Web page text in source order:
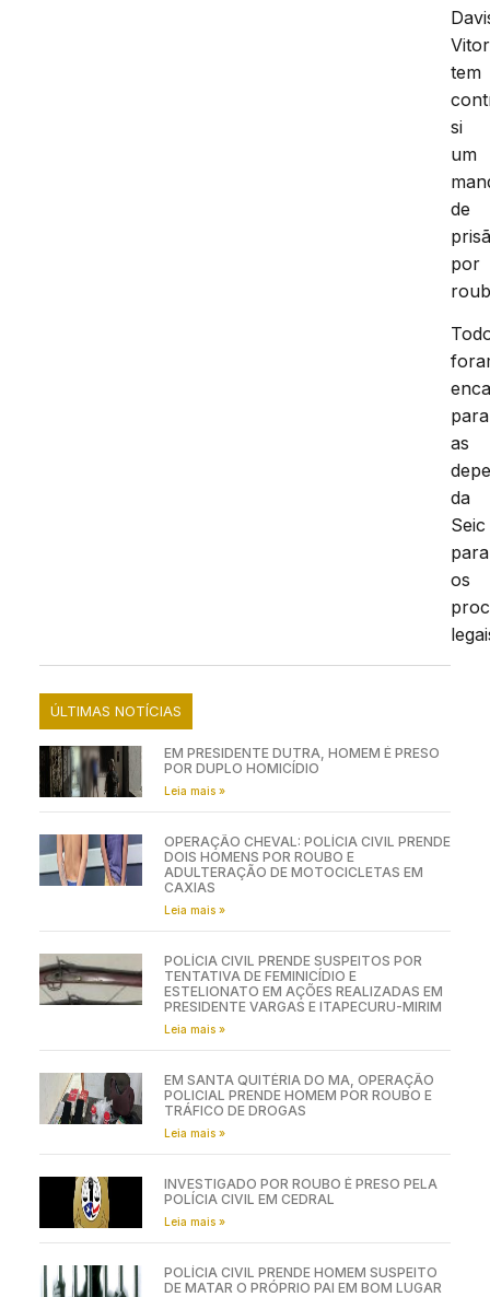
Vitor
tem
si
um
de
por
para
as
da
Seic
para
os
ÚLTIMAS NOTÍCIAS
EM PRESIDENTE DUTRA, HOMEM É PRESO
POR DUPLO HOMICÍDIO
Leia mais »
OPERAÇÃO CHEVAL: POLÍCIA CIVIL PRENDE
DOIS HOMENS POR ROUBO E
ADULTERAÇÃO DE MOTOCICLETAS EM
CAXIAS
Leia mais »
POLÍCIA CIVIL PRENDE SUSPEITOS POR
TENTATIVA DE FEMINICÍDIO E
ESTELIONATO EM AÇÕES REALIZADAS EM
PRESIDENTE VARGAS E ITAPECURU-MIRIM
Leia mais »
EM SANTA QUITÉRIA DO MA, OPERAÇÃO
POLICIAL PRENDE HOMEM POR ROUBO E
TRÁFICO DE DROGAS
Leia mais »
INVESTIGADO POR ROUBO É PRESO PELA
POLÍCIA CIVIL EM CEDRAL
Leia mais »
POLÍCIA CIVIL PRENDE HOMEM SUSPEITO
DE MATAR O PRÓPRIO PAI EM BOM LUGAR